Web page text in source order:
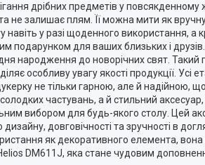
дрібних предметів у повсякденному
не залишає плям. Її можна мити як
навіть у разі щоденного використання,
для ваших близьких і друзів.
народження до новорічних свят. Такий
особливу увагу якості продукції.
не тільки гарною, але й надійною,
частувань, а й стильний
вибором для будь-якого столу. Цей
довговічності та зручності в
як декоративного елемента, вона
DM611J, яка стане чудовим